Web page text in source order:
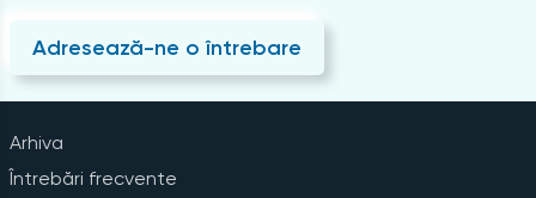
Adresează-ne o întrebare
Arhiva
Întrebări frecvente